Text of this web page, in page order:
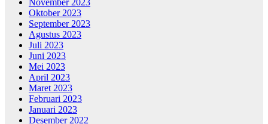
November 2023
Oktober 2023
September 2023
Agustus 2023
Juli 2023
Juni 2023
Mei 2023
April 2023
Maret 2023
Februari 2023
Januari 2023
Desember 2022